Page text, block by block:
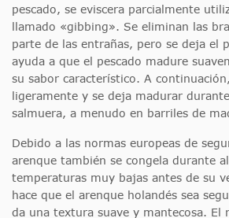
pescado, se eviscera parcialmente
llamado «gibbing». Se eliminan las
parte de las entrañas, pero se deja el
ayuda a que el pescado madure
su sabor característico. A
ligeramente y se deja madurar
salmuera, a menudo en barriles de
Debido a las normas europeas de
arenque también se congela durante
temperaturas muy bajas antes de su
hace que el arenque holandés sea
da una textura suave y mantecosa. El